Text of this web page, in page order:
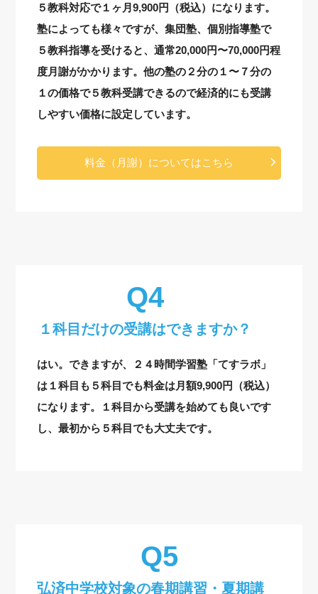
５教科対応で１ヶ月9,900円（税込）になります。
塾によっても様々ですが、集団塾、個別指導塾で
５教科指導を受けると、通常20,000円〜70,000円程
度月謝がかかります。他の塾の２分の１〜７分の
１の価格で５教科受講できるので経済的にも受講
しやすい価格に設定しています。
料金（月謝）についてはこちら
１科目だけの受講はできますか？
はい。できますが、２４時間学習塾「てすラボ」
は１科目も５科目でも料金は月額9,900円（税込）
になります。１科目から受講を始めても良いです
し、最初から５科目でも大丈夫です。
弘済中学校対象の春期講習・夏期講